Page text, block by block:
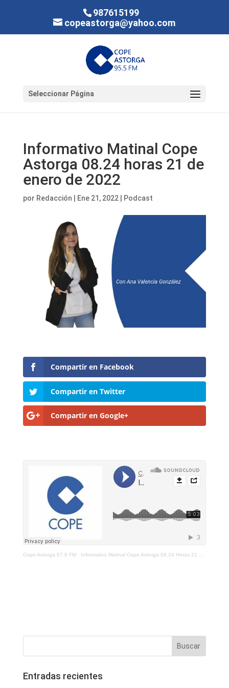
987615199
copeastorga@yahoo.com
Seleccionar Página
Informativo Matinal Cope
Astorga 08.24 horas 21 de
enero de 2022
por Redacción Ene 21, 2022| Podcast
Compartir en Facebook
Compartir en Twitter
Compartir en Google+
Cope Astorga 87.6 FM· Informativo Matinal Cope Astorga 08.24 Horas 21 De Enero 2022
Entradas recientes